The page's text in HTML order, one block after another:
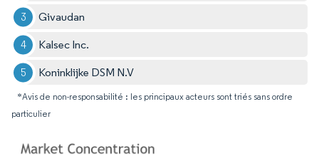
Givaudan
Kalsec Inc.
Koninklijke DSM N.V
*Avis de non-responsabilité : les principaux acteurs sont triés sans ordre
particulier